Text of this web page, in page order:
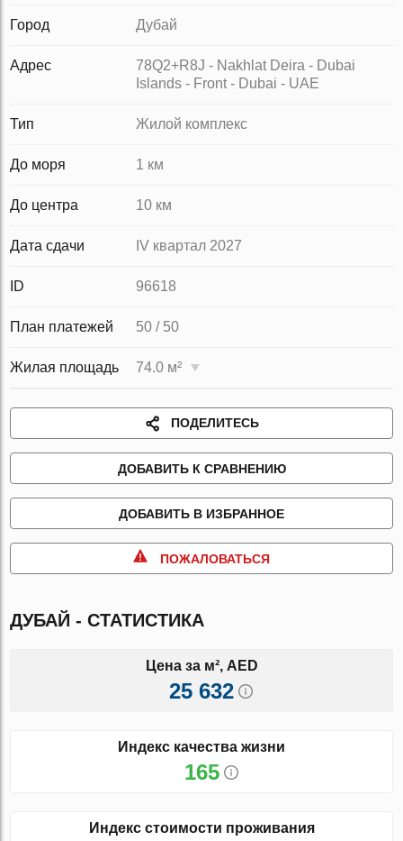
Город Дубай
Адрес
78Q2+R8J - Nakhlat Deira - Dubai
Islands - Front - Dubai - UAE
Тип Жилой комплекс
До моря 1 км
До центра 10 км
Дата сдачи IV квартал 2027
ID 96618
План платежей 50 / 50
Жилая площадь 74.0 м²
ПОДЕЛИТЕСЬ
ДОБАВИТЬ К СРАВНЕНИЮ
ДОБАВИТЬ В ИЗБРАННОЕ
ПОЖАЛОВАТЬСЯ
ДУБАЙ - СТАТИСТИКА
Цена за м², AED
25 632
Индекс качества жизни
165
Индекс стоимости проживания